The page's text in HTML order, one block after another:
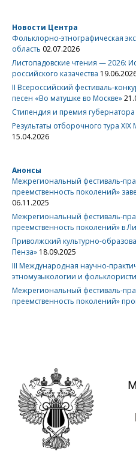
Новости Центра
Фольклорно-этнографическая
область 02.07.2026
Листопадовские чтения — 2026:
российского казачества
II Всероссийский фестиваль-
песен «Во матушке во Москве»
Стипендия и премия
Результаты отборочного тура XIX
15.04.2026
Анонсы
Межрегиональный фестиваль-
преемственность поколений»
06.11.2025
Межрегиональный фестиваль-
преемственность поколений» в
Приволжский культурно-
Пенза» 18.09.2025
III Международная научно-
этномузыкологии и
Межрегиональный фестиваль-
преемственность поколений»